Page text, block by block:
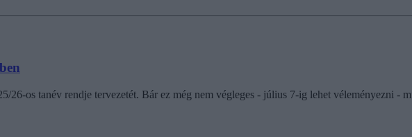
26-os tanév rendje tervezetét. Bár ez még nem végleges - július 7-ig lehet véleményezni -